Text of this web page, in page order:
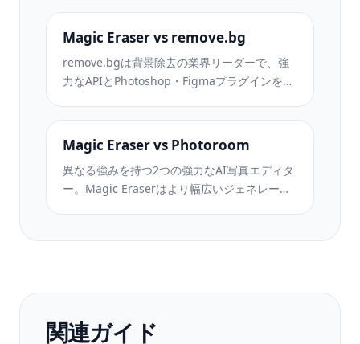
処理機能を備えています。両者の違いをご覧
ください。
Magic Eraser vs remove.bg
remove.bgは背景除去の業界リーダーで、強
力なAPIとPhotoshop・Figmaプラグインを提
除去、生成塗りつぶし、AI高画質化、デザイ
ンなど8つのAIツールを1つのエディターに統
合しています。
Magic Eraser vs Photoroom
異なる強みを持つ2つの強力なAI写真エディタ
ー。Magic Eraserはより幅広いジェネレーテ
なたのワークフローに合うのはどちらか確認
関連ガイド